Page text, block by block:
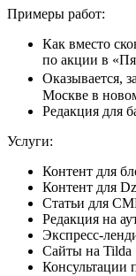
Примеры работ:
Как вместо
по акции в
Оказывается,
Москве в
Редакция для
Услуги:
Контент для
Контент для
Статьи для
Редакция на
Экспресс-
Сайты на Tilda
Консультации